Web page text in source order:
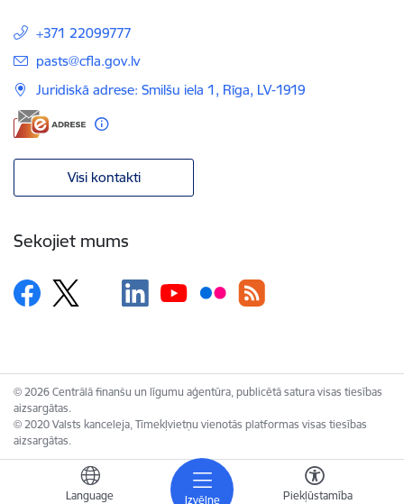
Izvēlne
Language Piekļūstamība
+371 22099777
E-pasts:
pasts@cfla.gov.lv
Juridiskā adrese: Smilšu iela 1, Rīga, LV-1919
Visi kontakti
Sekojiet mums
© 2026 Centrālā finanšu un līgumu aģentūra, publicētā satura visas tiesības
aizsargātas.
© 2020 Valsts kanceleja, Tīmekļvietņu vienotās platformas visas tiesības
aizsargātas.